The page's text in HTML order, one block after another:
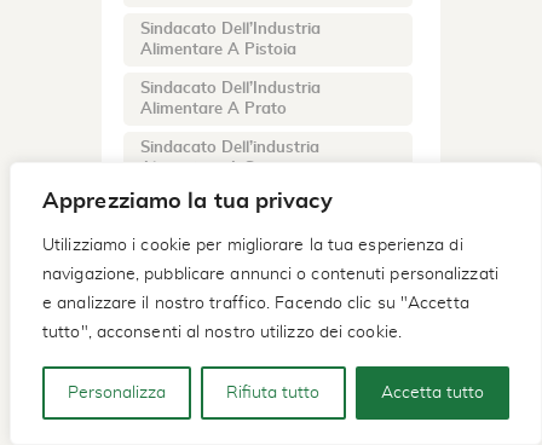
Apprezziamo la tua privacy
Utilizziamo i cookie per migliorare la tua esperienza di
navigazione, pubblicare annunci o contenuti personalizzati
e analizzare il nostro traffico. Facendo clic su "Accetta
tutto", acconsenti al nostro utilizzo dei cookie.
Personalizza Rifiuta tutto Accetta tutto
Sindacato Dell’Industria
Alimentare A Pistoia
Sindacato Dell’Industria
Alimentare A Prato
Sindacato Dell’industria
Sindacato Della Panificazione A
Sindacato Della Pesca A Firenze
Sindacato Della Pesca A
Grosseto
Sindacato Della Pesca A Pistoia
Sindacato Della Pesca A Prato